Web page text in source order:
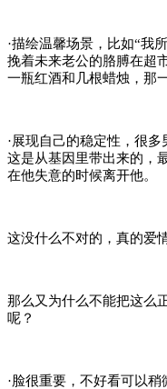
·描绘温馨场景，比如“我
挽着未来老公的胳膊在超
一瓶红酒和几根蜡烛，那
·展现自己的稳定性，很
这是从基因里带出来的，
在他失意的时候离开他。
这没什么不对的，真的爱
那么又为什么不能把这么
呢？
·脸很重要，不好看可以